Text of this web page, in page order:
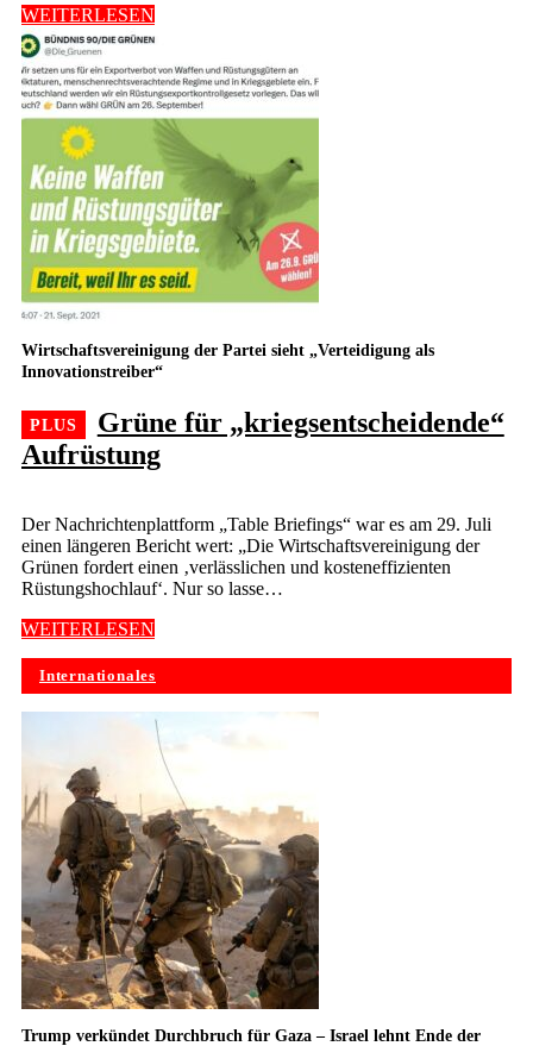
WEITERLESEN
Grüne für „kriegsentscheidende“
Aufrüstung
Wirtschaftsvereinigung der Partei sieht „Verteidigung als
Innovationstreiber“
Der Nachrichtenplattform „Table Briefings“ war es am 29. Juli
einen längeren Bericht wert: „Die Wirtschaftsvereinigung der
Grünen fordert einen ‚verlässlichen und kosteneffizienten
Rüstungshochlauf‘. Nur so lasse…
WEITERLESEN
Internationales
Trump verkündet Durchbruch für Gaza – Israel lehnt Ende der